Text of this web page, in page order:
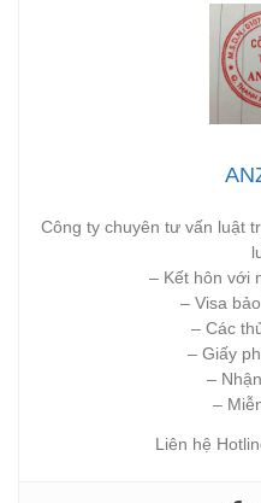
Công ty chuyên tư vấn luật
– Kết hôn với
– Visa
– Các
– Giấy
–
–
Liên hệ